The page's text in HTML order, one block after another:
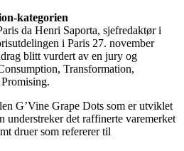
kategorien
da Henri Saporta, sjefredaktør i
i Paris 27. november
blitt vurdert av en jury og
Transformation,
G’Vine Grape Dots som er utviklet
det raffinerte varemerket
druer som refererer til